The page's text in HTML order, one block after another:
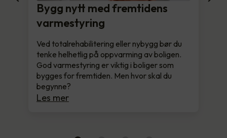
Bygg nytt med fremtidens
varmestyring
Ved totalrehabilitering eller nybygg bør du
tenke helhetlig på oppvarming av boligen.
God varmestyring er viktig i boliger som
bygges for fremtiden. Men hvor skal du
begynne?
Les mer